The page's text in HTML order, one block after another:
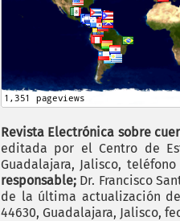
Revista Electrónica sobre
editada por el Centro de
Guadalajara, Jalisco, teléfono
responsable; Dr. Francisco
de la última actualización
44630, Guadalajara, Jalisco,